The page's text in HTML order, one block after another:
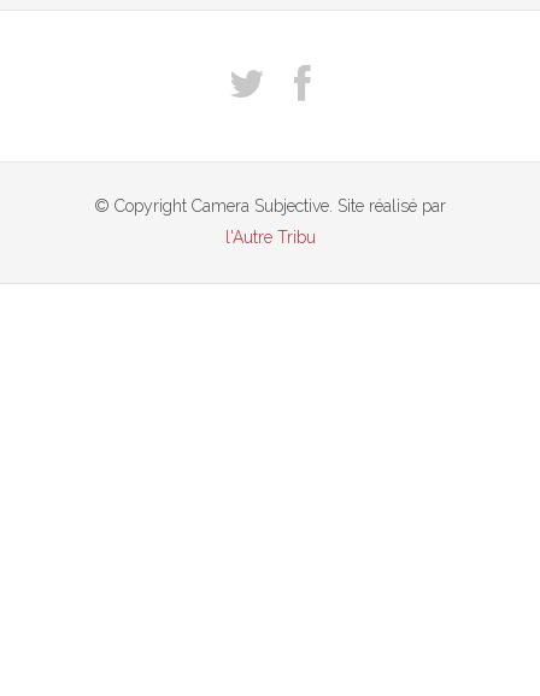
© Copyright Camera Subjective. Site réalisé par
l'Autre Tribu